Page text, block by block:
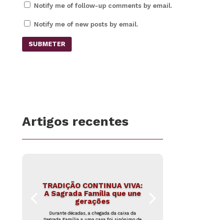
Notify me of follow-up comments by email.
Notify me of new posts by email.
SUBMETER
Artigos recentes
TRADIÇÃO CONTINUA VIVA:
A Sagrada Família que une
gerações
Durante décadas, a chegada da caixa da